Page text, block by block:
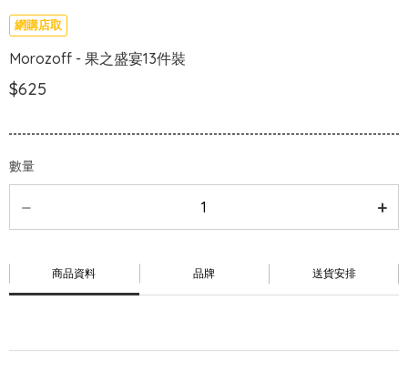
網購店取
Morozoff - 果之盛宴13件裝
$625
數量
商品資料 品牌 送貨安排